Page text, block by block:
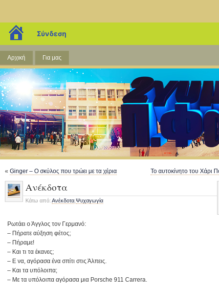
blogs.sch.gr
Σύνδεση
Blog 2ου Γυμνασίου Παλαιού Φαλήρου
Πρέπει να είσαι η αλλαγή που θέλεις να έρθει
Αρχική Για μας
« Ginger – Ο σκύλος που τρώει με τα χέρια Το αυτοκίνητο του Χάρι
Ανέκδοτα
Κάτω από: Ανέκδοτα Ψυχαγωγία
Ρωτάει ο Άγγλος τον Γερμανό:
– Πήρατε αύξηση φέτος;
– Πήραμε!
– Και τι τα έκανες;
– Ε να, αγόρασα ένα σπίτι στις Άλπεις.
– Και τα υπόλοιπα;
– Με τα υπόλοιπα αγόρασα μια Porsche 911 Carrera.